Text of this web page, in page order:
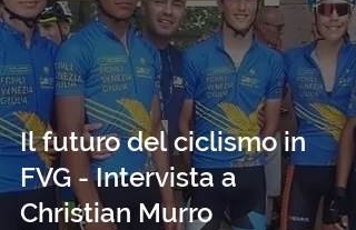
Il futuro del ciclismo in
FVG - Intervista a
Christian Murro